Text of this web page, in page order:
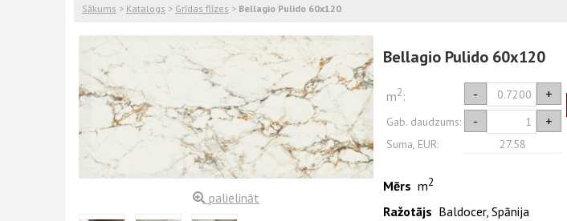
Sākums > Katalogs > Grīdas flīzes > Bellagio Pulido 60x120
palielināt
Bellagio Pulido 60x120
m2: - +
Gab. daudzums: - +
Suma, EUR: 27.58
Mērs m2
Ražotājs Baldocer, Spānija